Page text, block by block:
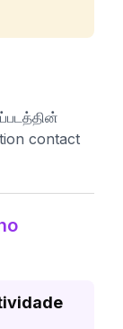
contact